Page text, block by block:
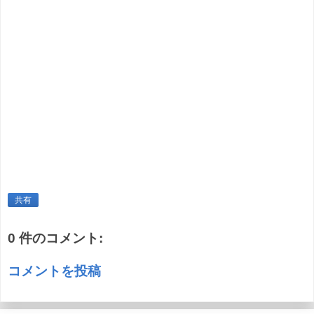
共有
0 件のコメント:
コメントを投稿